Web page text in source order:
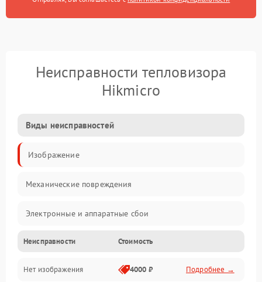
Неисправности тепловизора
Hikmicro
Виды неисправностей
Изображение
Механические повреждения
Электронные и аппаратные сбои
Неисправности сенсора и оптики
Программные ошибки
Неисправности Стоимость
Нет изображения 4000 ₽ Подробнее →